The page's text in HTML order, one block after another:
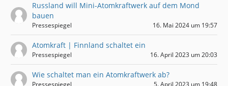
Russland will Mini-Atomkraftwerk auf dem Mond
bauen
Pressespiegel 16. Mai 2024 um 19:57
Atomkraft | Finnland schaltet ein
Pressespiegel 16. April 2023 um 20:03
Wie schaltet man ein Atomkraftwerk ab?
Pressespiegel 5. April 2023 um 19:48